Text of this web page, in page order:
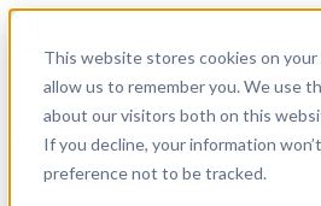
This website stores cookies on
allow us to remember you. We use
about our visitors both on this
If you decline, your information
preference not to be tracked.
Suporte
Empresa
Comece agora